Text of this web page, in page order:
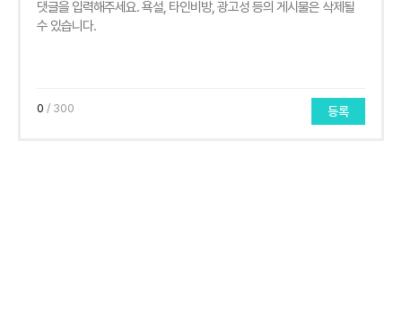
0 / 300 등록